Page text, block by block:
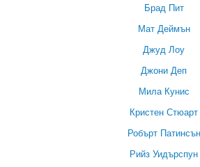
Брад Пит
Мат Деймън
Джуд Лоу
Джони Деп
Мила Кунис
Кристен Стюарт
Робърт Патинсън
Рийз Уидърспун